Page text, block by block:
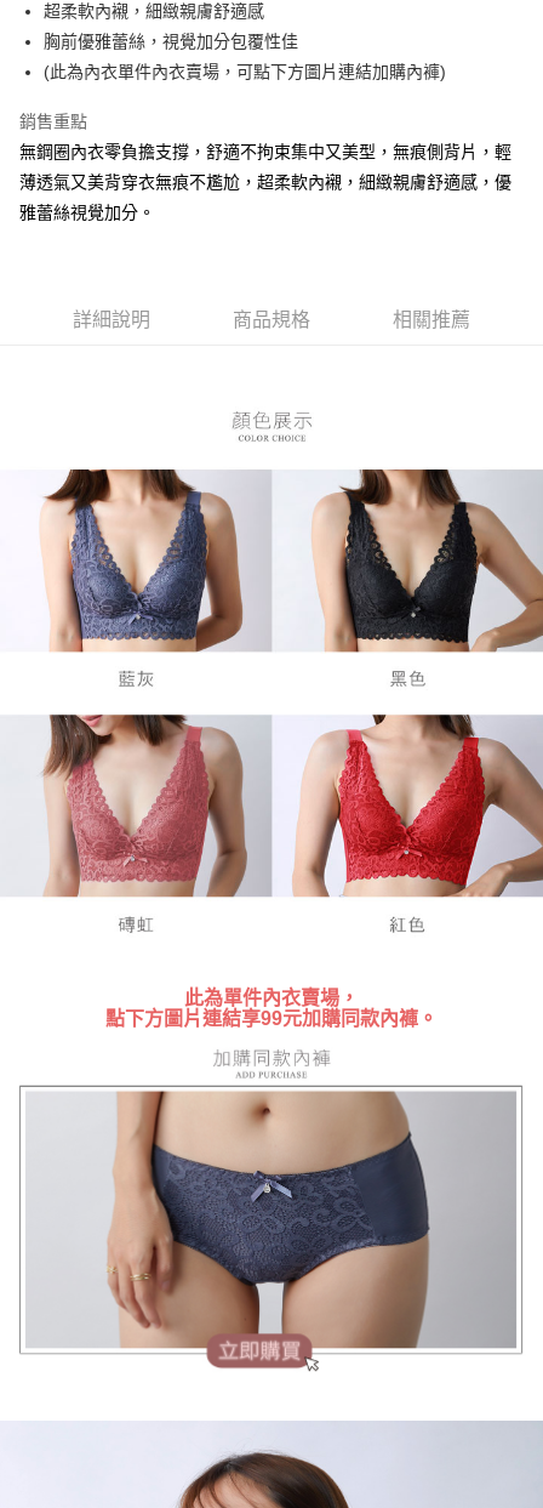
悠遊付
AFTEE先享後付
相關說明
AFTEE先享後付是「在收到商品之後才付款」的支付方式。 讓您購物簡單
便利好安心！
１．簡單：不需註冊會員、不需綁卡、不需儲值。
２．便利：只要手機號碼，簡訊認證，即可結帳。
１．於結帳方式選擇「AFTEE先享後付」後，將跳轉至「AFTEE先享後付」
結帳頁面，進行簡訊認證並確認金額後，即可完成結帳。
※ 請注意：結帳手續完成當下不需立刻繳費，但若您需要取消訂單，請聯絡
購買商品的店家。未經商家同意取消之訂單仍視為有效，需透過AFTEE先享
※ 交易是否成功請以「AFTEE先享後付 」之結帳頁面顯示為準，若有關於
是否繳費成功／繳費後需取消欲退款等相關疑問，請聯繫「AFTEE先享後付
客戶支援中心」
https://netprotections.freshdesk.com/support/home
【注意事項】
１．透過由恩沛科技股份有限公司提供之「AFTEE先享後付」服務完成之交
易，需依本服務之必要範圍內提供個人資料，並將交易相關給付款項請求債
權轉讓予恩沛科技股份有限公司。
https://aftee.tw/terms/#terms3
「AFTEE先享後付」，若未經同意申辦者引起之損失，本公司不負相關責
任。
４．使用「AFTEE先享後付」時，將依據個別帳號之用戶狀況，依本公司即
時審查核予不同之上限額度；若仍有額度不足之情形，本公司將視審查結果
請求用戶進行身份認證。
５．嚴禁一人註冊多個帳號或使用他人資訊註冊。若發現惡意使用之情形，
恩沛科技股份有限公司將有權停止該用戶之使用額度並採取法律行動。
ATM付款
運送方式
付款後全家取貨
每筆NT$80，滿NT$899(含以上)免運費
付款後7-11取貨
每筆NT$80，滿NT$899(含以上)免運費
黑貓宅急便
每筆NT$80，滿NT$899(含以上)免運費
超柔軟內襯，細緻親膚舒適感
胸前優雅蕾絲，視覺加分包覆性佳
(此為內衣單件內衣賣場，可點下方圖片連結加購內褲)
銷售重點
無鋼圈內衣零負擔支撐，舒適不拘束集中又美型，無痕側背片，輕
薄透氣又美背穿衣無痕不尷尬，超柔軟內襯，細緻親膚舒適感，優
雅蕾絲視覺加分。
詳細說明 商品規格 相關推薦
此為單件內衣賣場，
點下方圖片連結享99元加購同款內褲。